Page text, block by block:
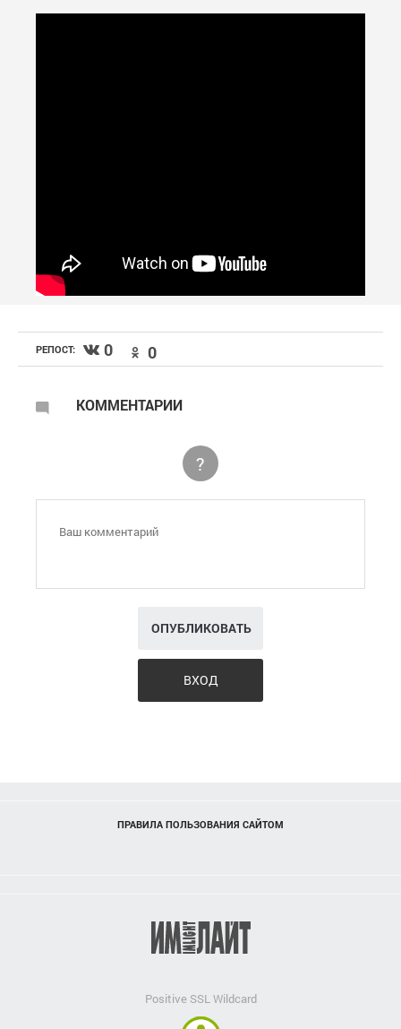
РЕПОСТ: 0 0
КОММЕНТАРИИ
?
ОПУБЛИКОВАТЬ
ВХОД
ПРАВИЛА ПОЛЬЗОВАНИЯ САЙТОМ
Positive SSL Wildcard